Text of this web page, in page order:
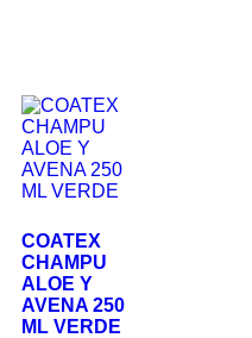
COATEX
CHAMPU
ALOE Y
AVENA 250
ML VERDE